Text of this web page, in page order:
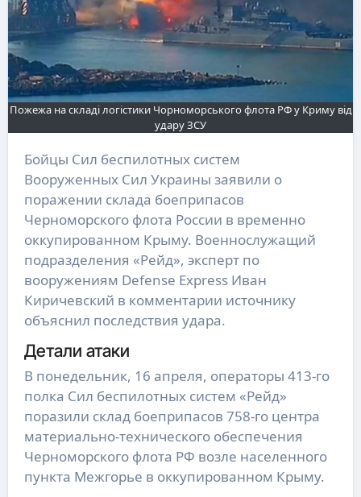
Пожежа на складі логістики Чорноморського флота РФ у Криму від
удару ЗСУ
Бойцы Сил беспилотных систем
Вооруженных Сил Украины заявили о
поражении склада боеприпасов
Черноморского флота России в временно
оккупированном Крыму. Военнослужащий
подразделения «Рейд», эксперт по
вооружениям Defense Express Иван
Киричевский в комментарии источнику
объяснил последствия удара.
Детали атаки
В понедельник, 16 апреля, операторы 413-го
полка Сил беспилотных систем «Рейд»
поразили склад боеприпасов 758-го центра
материально-технического обеспечения
Черноморского флота РФ возле населенного
пункта Межгорье в оккупированном Крыму.